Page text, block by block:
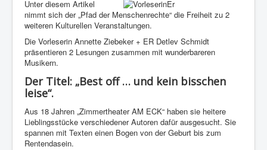
Unter diesem Artikel
nimmt sich der „Pfad der Menschenrechte“ die Freiheit zu 2
weiteren Kulturellen Veranstaltungen.
Die Vorleserin Annette Ziebeker + ER Detlev Schmidt
präsentieren 2 Lesungen zusammen mit wunderbareren
Musikern.
Der Titel: „Best off … und kein bisschen
leise“.
Aus 18 Jahren „Zimmertheater AM ECK“ haben sie heitere
Lieblingsstücke verschiedener Autoren dafür ausgesucht. Sie
spannen mit Texten einen Bogen von der Geburt bis zum
Rentendasein.